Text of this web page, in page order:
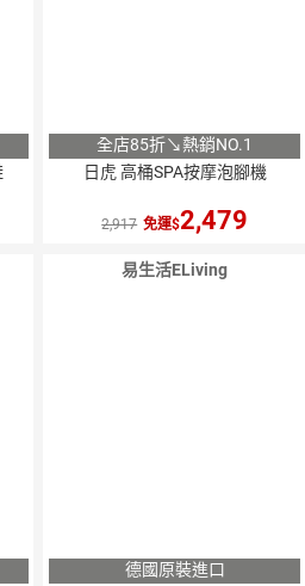
全店85折↘熱銷NO.1
日虎 高桶SPA按摩泡腳機
2,917 免運 2,479
易生活ELiving
德國原裝進口